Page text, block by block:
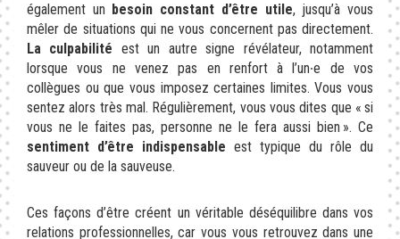
également un besoin constant d’être utile, jusqu’à vous
mêler de situations qui ne vous concernent pas directement.
La culpabilité est un autre signe révélateur, notamment
lorsque vous ne venez pas en renfort à l’un∙e de vos
collègues ou que vous imposez certaines limites. Vous vous
sentez alors très mal. Régulièrement, vous vous dites que « si
vous ne le faites pas, personne ne le fera aussi bien ». Ce
sentiment d’être indispensable est typique du rôle du
sauveur ou de la sauveuse.
Ces façons d’être créent un véritable déséquilibre dans vos
relations professionnelles, car vous vous retrouvez dans une